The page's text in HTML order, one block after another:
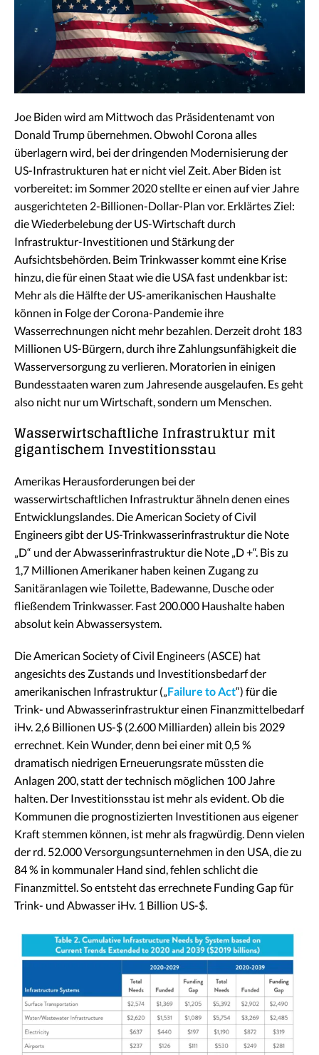
Joe Biden wird am Mittwoch das Präsidentenamt von
Donald Trump übernehmen. Obwohl Corona alles
überlagern wird, bei der dringenden Modernisierung der
US-Infrastrukturen hat er nicht viel Zeit. Aber Biden ist
vorbereitet: im Sommer 2020 stellte er einen auf vier Jahre
ausgerichteten 2-Billionen-Dollar-Plan vor. Erklärtes Ziel:
die Wiederbelebung der US-Wirtschaft durch
Infrastruktur-Investitionen und Stärkung der
Aufsichtsbehörden. Beim Trinkwasser kommt eine Krise
hinzu, die für einen Staat wie die USA fast undenkbar ist:
Mehr als die Hälfte der US-amerikanischen Haushalte
können in Folge der Corona-Pandemie ihre
Wasserrechnungen nicht mehr bezahlen. Derzeit droht 183
Millionen US-Bürgern, durch ihre Zahlungsunfähigkeit die
Wasserversorgung zu verlieren. Moratorien in einigen
Bundesstaaten waren zum Jahresende ausgelaufen. Es geht
also nicht nur um Wirtschaft, sondern um Menschen.
Wasserwirtschaftliche Infrastruktur mit
gigantischem Investitionsstau
Amerikas Herausforderungen bei der
wasserwirtschaftlichen Infrastruktur ähneln denen eines
Entwicklungslandes. Die American Society of Civil
Engineers gibt der US-Trinkwasserinfrastruktur die Note
„D“ und der Abwasserinfrastruktur die Note „D +“. Bis zu
1,7 Millionen Amerikaner haben keinen Zugang zu
Sanitäranlagen wie Toilette, Badewanne, Dusche oder
fließendem Trinkwasser. Fast 200.000 Haushalte haben
absolut kein Abwassersystem.
Die American Society of Civil Engineers (ASCE) hat
angesichts des Zustands und Investitionsbedarf der
amerikanischen Infrastruktur („Failure to Act“) für die
Trink- und Abwasserinfrastruktur einen Finanzmittelbedarf
iHv. 2,6 Billionen US-$ (2.600 Milliarden) allein bis 2029
errechnet. Kein Wunder, denn bei einer mit 0,5 %
dramatisch niedrigen Erneuerungsrate müssten die
Anlagen 200, statt der technisch möglichen 100 Jahre
halten. Der Investitionsstau ist mehr als evident. Ob die
Kommunen die prognostizierten Investitionen aus eigener
Kraft stemmen können, ist mehr als fragwürdig. Denn vielen
der rd. 52.000 Versorgungsunternehmen in den USA, die zu
84 % in kommunaler Hand sind, fehlen schlicht die
Finanzmittel. So entsteht das errechnete Funding Gap für
Trink- und Abwasser iHv. 1 Billion US-$.